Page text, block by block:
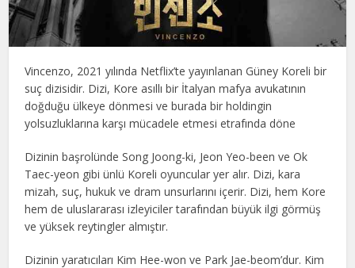
Vincenzo, 2021 yılında Netflix’te yayınlanan Güney Koreli bir
suç dizisidir. Dizi, Kore asıllı bir İtalyan mafya avukatının
doğduğu ülkeye dönmesi ve burada bir holdingin
yolsuzluklarına karşı mücadele etmesi etrafında döne
Dizinin başrolünde Song Joong-ki, Jeon Yeo-been ve Ok
Taec-yeon gibi ünlü Koreli oyuncular yer alır. Dizi, kara
mizah, suç, hukuk ve dram unsurlarını içerir. Dizi, hem Kore
hem de uluslararası izleyiciler tarafından büyük ilgi görmüş
ve yüksek reytingler almıştır.
Dizinin yaratıcıları Kim Hee-won ve Park Jae-beom’dur. Kim